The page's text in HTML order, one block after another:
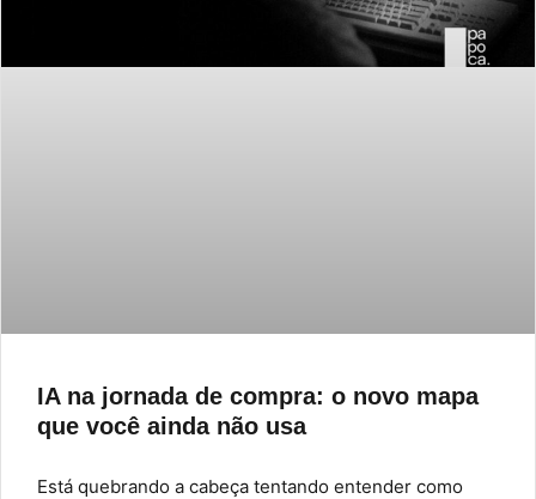
IA na jornada de compra: o novo mapa
que você ainda não usa
Está quebrando a cabeça tentando entender como